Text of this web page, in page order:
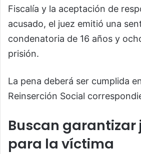
Fiscalía y la aceptación de
acusado, el juez emitió una
condenatoria de 16 años y
prisión.
La pena deberá ser cumplida
Reinserción Social
Buscan garantizar
para la víctima